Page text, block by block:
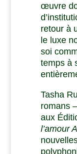
œuvre
retour à
le luxe
soi
temps à
Tasha
romans –
aux
l’amour